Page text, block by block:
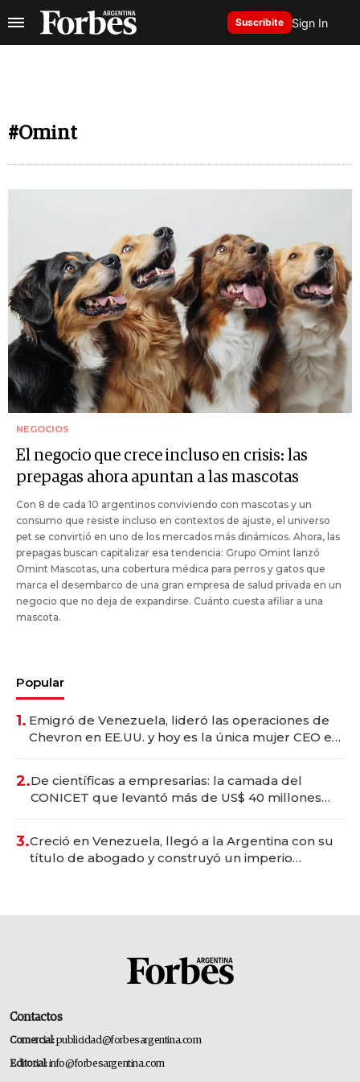
Suscribite Sign In
#Omint
NEGOCIOS
El negocio que crece incluso en crisis: las
prepagas ahora apuntan a las mascotas
Con 8 de cada 10 argentinos conviviendo con mascotas y un
consumo que resiste incluso en contextos de ajuste, el universo
pet se convirtió en uno de los mercados más dinámicos. Ahora, las
prepagas buscan capitalizar esa tendencia: Grupo Omint lanzó
Omint Mascotas, una cobertura médica para perros y gatos que
marca el desembarco de una gran empresa de salud privada en un
negocio que no deja de expandirse. Cuánto cuesta afiliar a una
mascota.
Popular
1. Emigró de Venezuela, lideró las operaciones de
Chevron en EE.UU. y hoy es la única mujer CEO en
2.De científicas a empresarias: la camada del
CONICET que levantó más de US$ 40 millones
3.Creció en Venezuela, llegó a la Argentina con su
título de abogado y construyó un imperio
Contactos
Comercial:publicidad@forbesargentina.com
Editorial:info@forbesargentina.com